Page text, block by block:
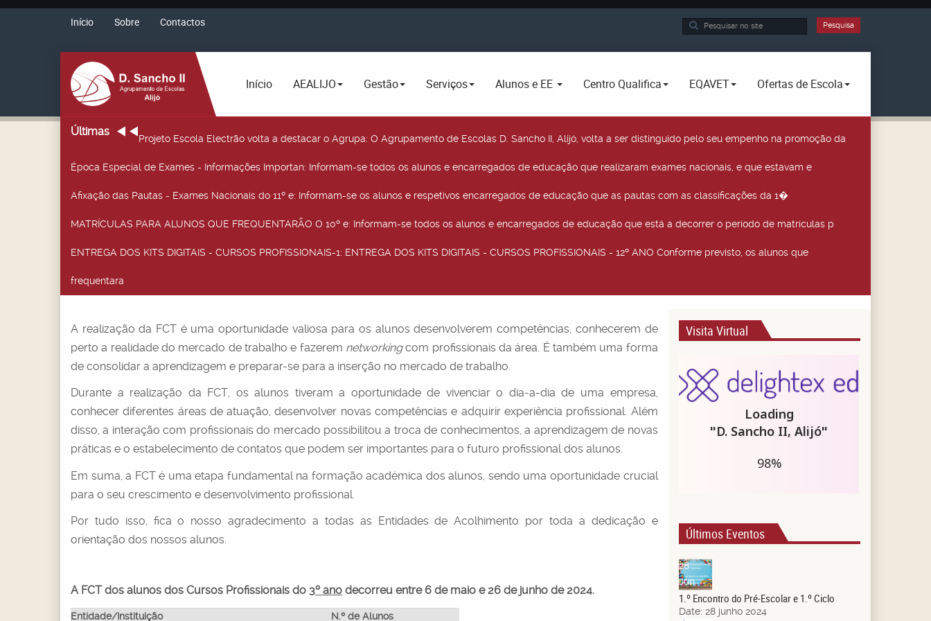
Início Sobre Contactos Pesquisa... Pesquisa
Início AEALIJO Gestão Serviços Alunos e EE Centro Qualifica EQAVET Ofertas de Escola
Últimas
Projeto Escola Electrão volta a destacar o Agrupa: O Agrupamento de Escolas D. Sancho II, Alijó, volta a ser distinguido pelo seu empenho na promoção da
Época Especial de Exames - Informações Importan: Informam-se todos os alunos e encarregados de educação que realizaram exames nacionais, e que estavam e
Afixação das Pautas - Exames Nacionais do 11º e: Informam-se os alunos e respetivos encarregados de educação que as pautas com as classificações da 1�
MATRÍCULAS PARA ALUNOS QUE FREQUENTARÃO O 10º e: Informam-se todos os alunos e encarregados de educação que está a decorrer o período de matrículas p
ENTREGA DOS KITS DIGITAIS - CURSOS PROFISSIONAIS-1: ENTREGA DOS KITS DIGITAIS - CURSOS PROFISSIONAIS - 12º ANO Conforme previsto, os alunos que
frequentara
A realização da FCT é uma oportunidade valiosa para os alunos desenvolverem competências, conhecerem de
perto a realidade do mercado de trabalho e fazerem networkingcom profissionais da área. É também uma forma
de consolidar a aprendizagem e preparar-se para a inserção no mercado de trabalho.
Durante a realização da FCT, os alunos tiveram a oportunidade de vivenciar o dia-a-dia de uma empresa,
conhecer diferentes áreas de atuação, desenvolver novas competências e adquirir experiência profissional. Além
disso, a interação com profissionais do mercado possibilitou a troca de conhecimentos, a aprendizagem de novas
práticas e o estabelecimento de contatos que podem ser importantes para o futuro profissional dos alunos.
Em suma, a FCT é uma etapa fundamental na formação académica dos alunos, sendo uma oportunidade crucial
para o seu crescimento e desenvolvimento profissional.
Por tudo isso, fica o nosso agradecimento a todas as Entidades de Acolhimento por toda a dedicação e
orientação dos nossos alunos.
A FCT dos alunos dos Cursos Profissionais do 3º ano decorreu entre 6 de maio e 26 de junho de 2024.
Entidade/Instituição
N.º de Alunos
Visita Virtual
Últimos Eventos
28
Jun.
1.º Encontro do Pré-Escolar e 1.º Ciclo
Date: 28 junho 2024